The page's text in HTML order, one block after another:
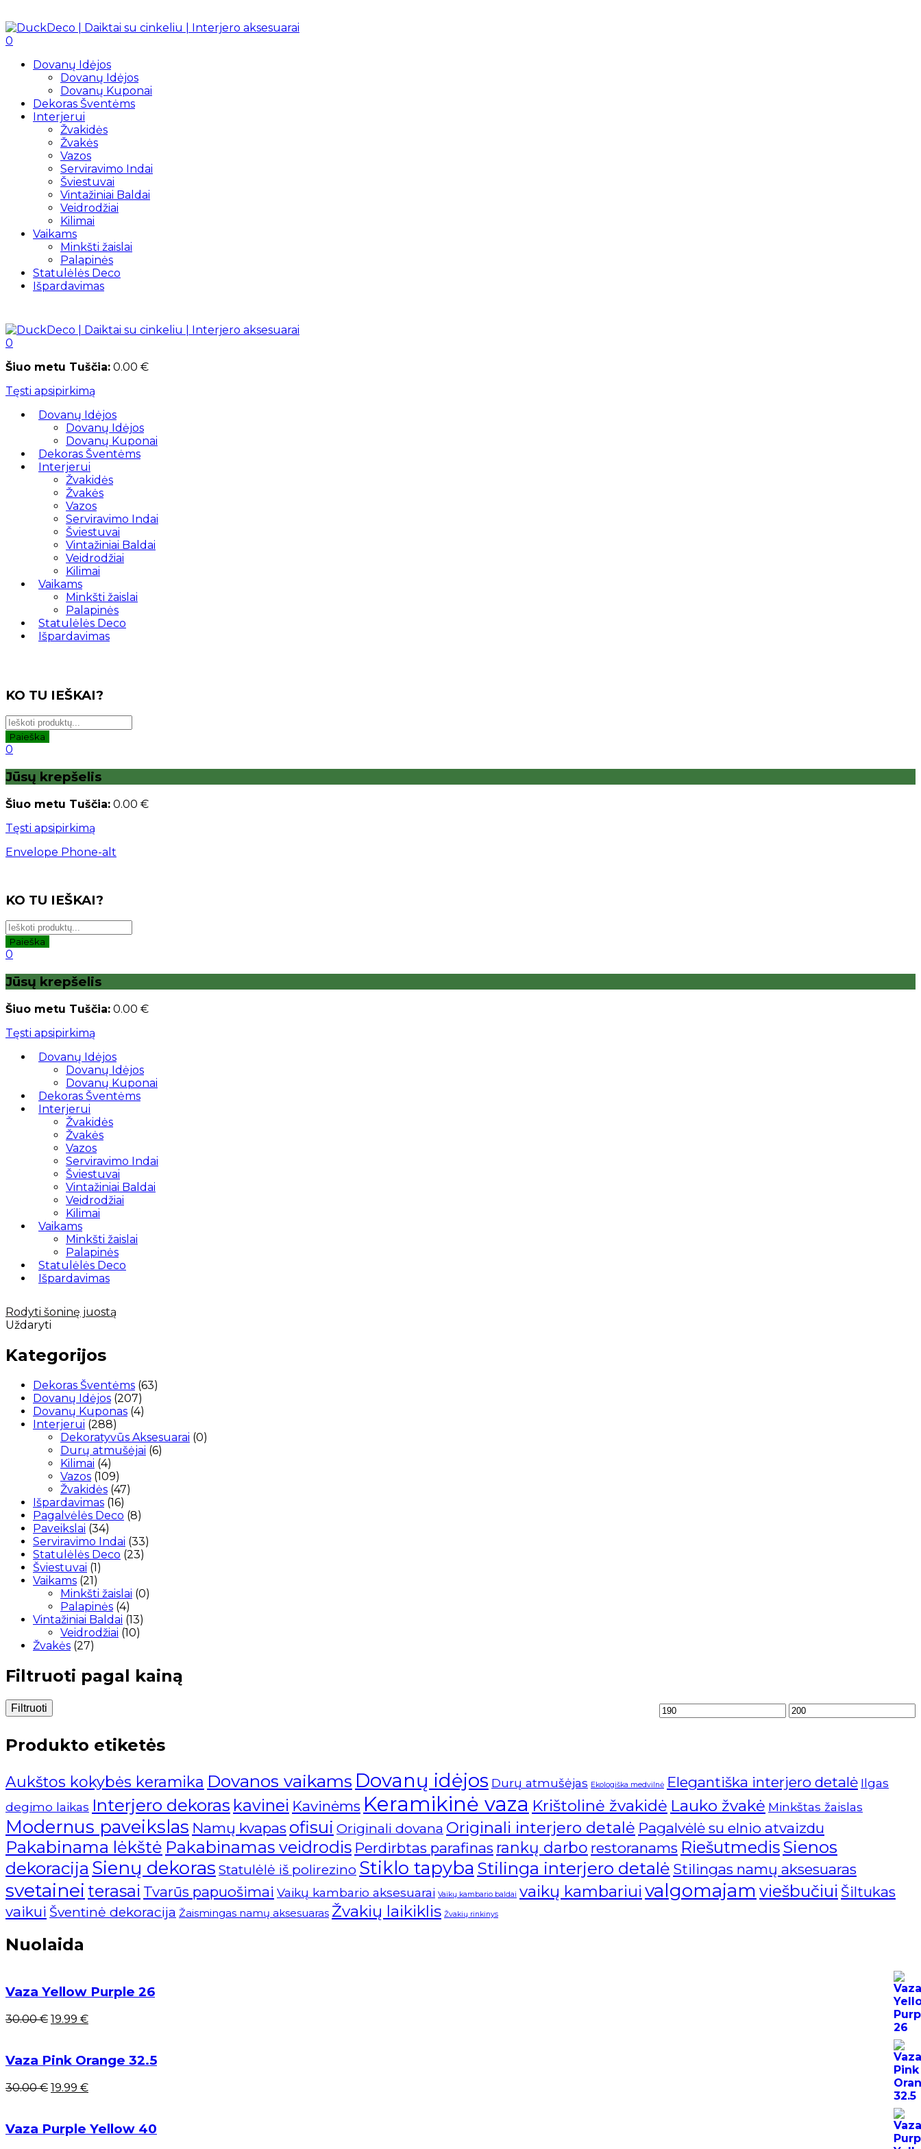
0
Dovanų Idėjos
Dovanų Idėjos
Dovanų Kuponai
Dekoras Šventėms
Interjerui
Žvakidės
Žvakės
Vazos
Serviravimo Indai
Šviestuvai
Vintažiniai Baldai
Veidrodžiai
Kilimai
Vaikams
Minkšti žaislai
Palapinės
Statulėlės Deco
Išpardavimas
0
Šiuo metu Tuščia: 0.00 €
Tęsti apsipirkimą
Dovanų Idėjos
Dovanų Idėjos
Dovanų Kuponai
Dekoras Šventėms
Interjerui
Žvakidės
Žvakės
Vazos
Serviravimo Indai
Šviestuvai
Vintažiniai Baldai
Veidrodžiai
Kilimai
Vaikams
Minkšti žaislai
Palapinės
Statulėlės Deco
Išpardavimas
KO TU IEŠKAI?
Paieška
0
Jūsų krepšelis
Šiuo metu Tuščia: 0.00 €
Tęsti apsipirkimą
Envelope Phone-alt
KO TU IEŠKAI?
Paieška
0
Jūsų krepšelis
Šiuo metu Tuščia: 0.00 €
Tęsti apsipirkimą
Dovanų Idėjos
Dovanų Idėjos
Dovanų Kuponai
Dekoras Šventėms
Interjerui
Žvakidės
Žvakės
Vazos
Serviravimo Indai
Šviestuvai
Vintažiniai Baldai
Veidrodžiai
Kilimai
Vaikams
Minkšti žaislai
Palapinės
Statulėlės Deco
Išpardavimas
Rodyti šoninę juostą
Uždaryti
Kategorijos
Dekoras Šventėms 6363
Dovanų Idėjos 207207
produktai
Dovanų Kuponas 44
Interjerui 288288
produktai
Dekoratyvūs Aksesuarai 00
Durų atmušėjai 66
Kilimai 44
produktai
Vazos 109109
produktai
Žvakidės 4747
Išpardavimas 1616
produktų
Pagalvėlės Deco 88
Paveikslai 3434
produktai
Serviravimo Indai 3333
Statulėlės Deco 2323
Šviestuvai 11
Vaikams 2121
produktas
Minkšti žaislai 00
Palapinės 44
produktai
Vintažiniai Baldai 1313
Veidrodžiai 1010
Žvakės 2727
Filtruoti pagal kainą
Filtruoti
Produkto etiketės
Aukštos kokybės keramika Dovanos vaikams Dovanų idėjos Durų atmušėjas Ekologiška medvilnė Elegantiška interjero detalė Ilgas
degimo laikas Interjero dekoras kavinei Kavinėms Keramikinė vaza Krištolinė žvakidė Lauko žvakė Minkštas žaislas
Modernus paveikslas Namų kvapas ofisui Originali dovana Originali interjero detalė Pagalvėlė su elnio atvaizdu
Pakabinama lėkštė Pakabinamas veidrodis Perdirbtas parafinas rankų darbo restoranams RiešutmedisSienos
dekoracija Sienų dekoras Statulėlė iš polirezino Stiklo tapyba Stilinga interjero detalė Stilingas namų aksesuaras
svetainei terasai Tvarūs papuošimai Vaikų kambario aksesuarai Vaikų kambario baldai vaikų kambariui valgomajam viešbučiui Šiltukas
vaikui Šventinė dekoracija Žaismingas namų aksesuaras Žvakių laikiklis Žvakių rinkinys
Nuolaida
Vaza Yellow Purple 26
30.00€ Pradinė
30.00 €.
19.99 €Dabartinė
Vaza Pink Orange 32.5
30.00€ Pradinė
30.00 €.
19.99 €Dabartinė
Vaza Purple Yellow 40